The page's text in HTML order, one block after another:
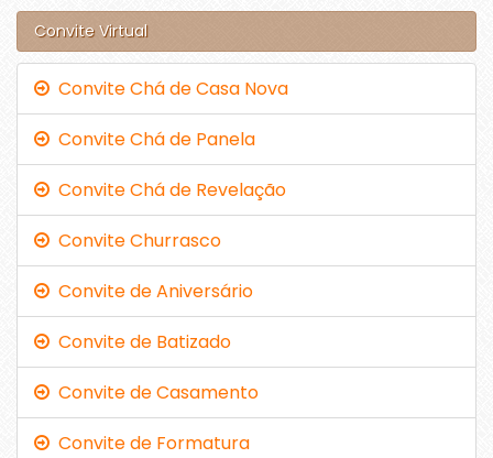
Convite Virtual
Convite Chá de Casa Nova
Convite Chá de Panela
Convite Chá de Revelação
Convite Churrasco
Convite de Aniversário
Convite de Batizado
Convite de Casamento
Convite de Formatura